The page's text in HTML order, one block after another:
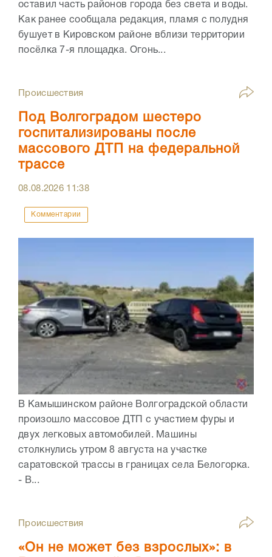
оставил часть районов города без света и воды.
Как ранее сообщала редакция, пламя с полудня
бушует в Кировском районе вблизи территории
посёлка 7-я площадка. Огонь...
Происшествия
Под Волгоградом шестеро
госпитализированы после
массового ДТП на федеральной
трассе
08.08.2026 11:38
Комментарии
В Камышинском районе Волгоградской области
произошло массовое ДТП с участием фуры и
двух легковых автомобилей. Машины
столкнулись утром 8 августа на участке
саратовской трассы в границах села Белогорка.
- В...
Происшествия
«Он не может без взрослых»: в